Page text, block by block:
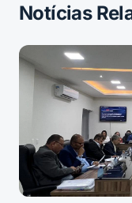
Notícias